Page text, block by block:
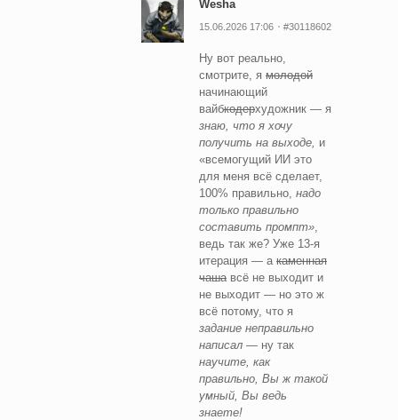
Wesha
15.06.2026 17:06 #30118602
Ну вот реально,
смотрите, я молодой
начинающий
вайбкодерхудожник — я
знаю, что я хочу
получить на выходе, и
«всемогущий ИИ это
для меня всё сделает,
100% правильно, надо
только правильно
составить промпт»
ведь так же? Уже 13-я
итерация — а каменная
чаша всё не выходит и
не выходит — но это ж
всё потому, что я
задание неправильно
написал — ну так
научите, как
правильно, Вы ж такой
умный, Вы ведь
знаете!